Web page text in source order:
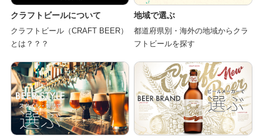
クラフトビールについて
クラフトビール（CRAFT BEER）
とは？？？
地域で選ぶ
都道府県別・海外の地域からクラ
フトビールを探す